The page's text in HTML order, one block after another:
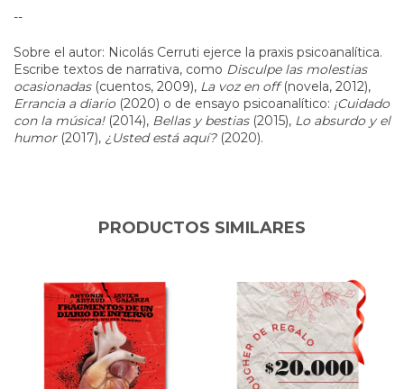
--
Sobre el autor: Nicolás Cerruti ejerce la praxis psicoanalítica.
Escribe textos de narrativa, como Disculpe las molestias
ocasionadas(cuentos, 2009), La voz en off(novela, 2012),
Errancia a diario(2020) o de ensayo psicoanalítico: ¡Cuidado
con la música! (2014), Bellas y bestias(2015), Lo absurdo y el
humor(2017), ¿Usted está aquí?(2020).
PRODUCTOS SIMILARES